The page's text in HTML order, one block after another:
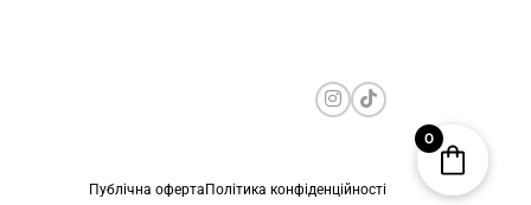
Публічна офертаПолітика конфіденційності
0